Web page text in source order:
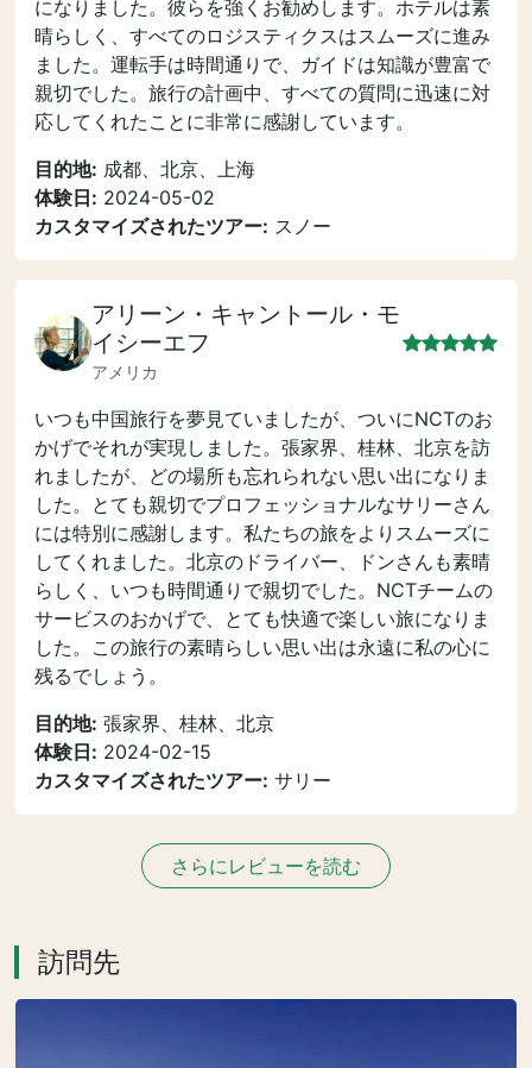
になりました。彼らを強くお勧めします。ホテルは素
晴らしく、すべてのロジスティクスはスムーズに進み
ました。運転手は時間通りで、ガイドは知識が豊富で
親切でした。旅行の計画中、すべての質問に迅速に対
応してくれたことに非常に感謝しています。
目的地: 成都、北京、上海
体験日: 2024-05-02
カスタマイズされたツアー: スノー
アリーン・キャントール・モ
イシーエフ
アメリカ
いつも中国旅行を夢見ていましたが、ついにNCTのお
かげでそれが実現しました。張家界、桂林、北京を訪
れましたが、どの場所も忘れられない思い出になりま
した。とても親切でプロフェッショナルなサリーさん
には特別に感謝します。私たちの旅をよりスムーズに
してくれました。北京のドライバー、ドンさんも素晴
らしく、いつも時間通りで親切でした。NCTチームの
サービスのおかげで、とても快適で楽しい旅になりま
した。この旅行の素晴らしい思い出は永遠に私の心に
残るでしょう。
目的地: 張家界、桂林、北京
体験日: 2024-02-15
カスタマイズされたツアー: サリー
さらにレビューを読む
訪問先